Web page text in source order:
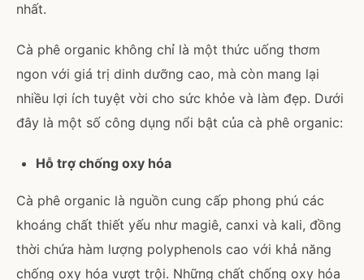
nhất.
Cà phê organic không chỉ là một thức uống thơm
ngon với giá trị dinh dưỡng cao, mà còn mang lại
nhiều lợi ích tuyệt vời cho sức khỏe và làm đẹp. Dưới
đây là một số công dụng nổi bật của cà phê organic:
Hỗ trợ chống oxy hóa
Cà phê organic là nguồn cung cấp phong phú các
khoáng chất thiết yếu như magiê, canxi và kali, đồng
thời chứa hàm lượng polyphenols cao với khả năng
chống oxy hóa vượt trội. Những chất chống oxy hóa